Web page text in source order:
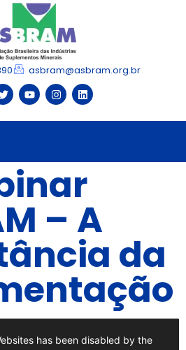
asbram@asbram.org.br
– A
da